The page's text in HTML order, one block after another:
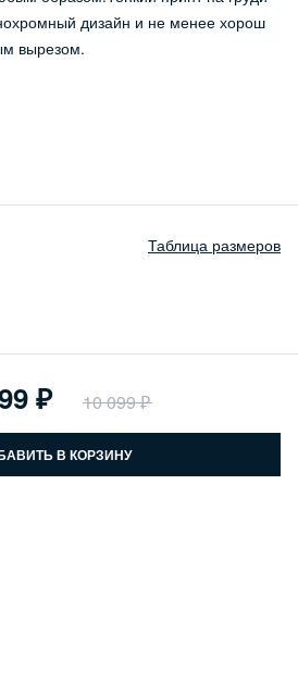
дизайн и не менее хорош
вырезом.
Таблица размеров
В КОРЗИНУ
10 099